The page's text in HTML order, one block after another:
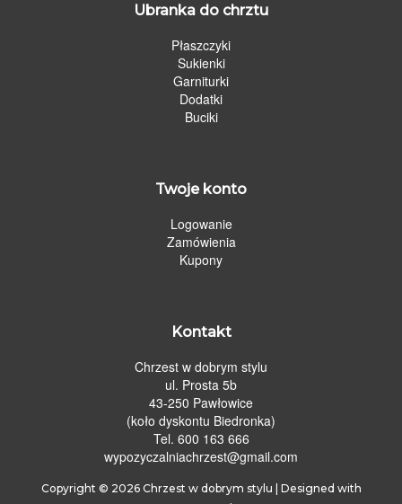
Ubranka do chrztu
Płaszczyki
Sukienki
Garniturki
Dodatki
Buciki
Twoje konto
Logowanie
Zamówienia
Kupony
Kontakt
Chrzest w dobrym stylu
ul. Prosta 5b
43-250 Pawłowice
(koło dyskontu Biedronka)
Tel. 600 163 666
wypozyczalniachrzest@gmail.com
Copyright © 2026 Chrzest w dobrym stylu | Designed with